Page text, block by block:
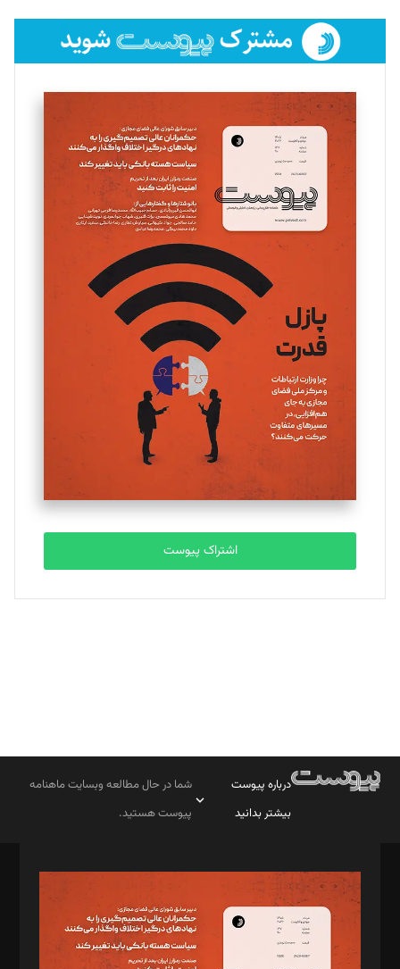
فائزه فتحی رستمی
تحریریه
سروش کرمیان
تحریریه
مینا پاکدل
یسنا امان‌پور
تحریریه
ملینا جعفری
تحریریه
مصطفی مسجدی آرانی
تحریریه
بابک نقاش
تحریریه
اشتراک پیوست
درباره پیوست
بیشتر بدانید
شما در حال مطالعه وبسایت ماهنامه
پیوست هستید.
مدیر مسئول: محمدباقر اثنی‌عشری
سردبیر: مهرک محمودی
دبیر تحریریه: میثم قاسمی
د‌بیر ناداستان: سمانه سمیع